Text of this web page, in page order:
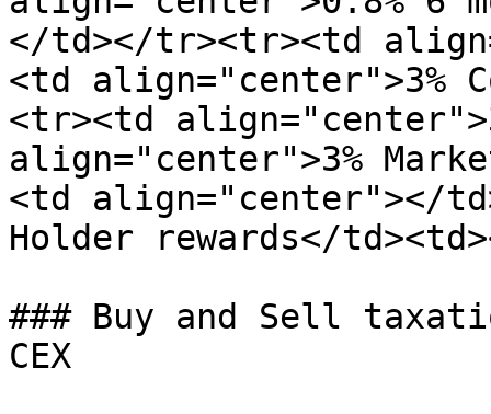
</td></tr><tr><td
<td align="center">3%
<tr><td
align="center">3%
<td align="center"></
Holder rewards</
### Buy and Sell
CEX